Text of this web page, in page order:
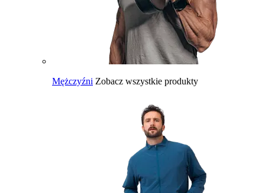
Mężczyźni Zobacz wszystkie produkty